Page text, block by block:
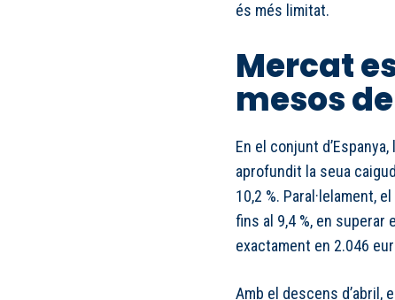
és més limitat.
Mercat
mesos
En el conjunt
aprofundit la seua
10,2 %. Paral·lelament,
fins al 9,4 %, en
exactament en 2.046
Amb el descens d’abril,